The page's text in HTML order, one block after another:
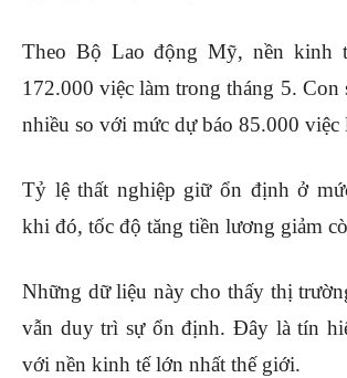
Theo Bộ Lao động Mỹ, nền kinh
172.000 việc làm trong tháng 5. Con
nhiều so với mức dự báo 85.000 việc
Tỷ lệ thất nghiệp giữ ổn định ở
khi đó, tốc độ tăng tiền lương giảm
Những dữ liệu này cho thấy thị
vẫn duy trì sự ổn định. Đây là tín
với nền kinh tế lớn nhất thế giới.